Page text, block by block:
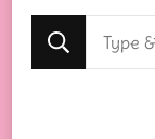
Op
zoek